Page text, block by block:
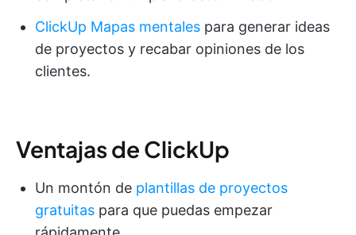
ClickUp Mapas mentales para generar ideas
de proyectos y recabar opiniones de los
clientes.
Ventajas de ClickUp
Un montón de plantillas de proyectos
gratuitas para que puedas empezar